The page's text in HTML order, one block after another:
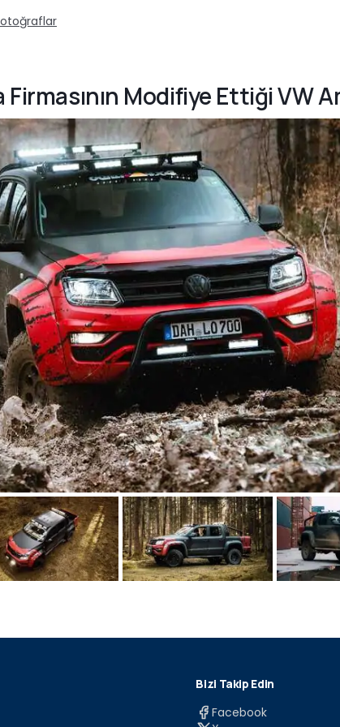
Modifiye Ettiği VW
Bizi Takip Edin
Facebook